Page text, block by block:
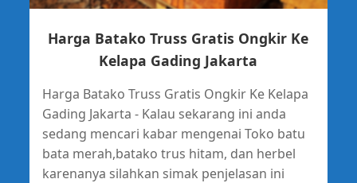
Harga Batako Truss Gratis Ongkir Ke
Kelapa Gading Jakarta
Harga Batako Truss Gratis Ongkir Ke Kelapa
Gading Jakarta - Kalau sekarang ini anda
sedang mencari kabar mengenai Toko batu
bata merah,batako trus hitam, dan herbel
karenanya silahkan simak penjelasan ini